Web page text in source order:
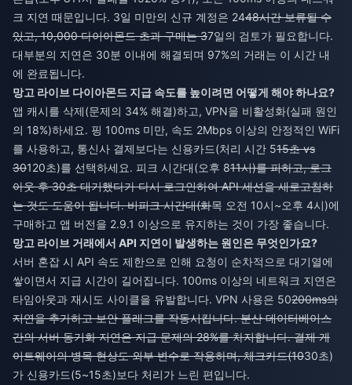
크 지연 때문입니다. 3일 미만의 신규 계정은 2448시간 보류될 수
있고, 10,000 다이아몬드 초과 구매는 37일의 검토가 필요합니다.
대부분의 지연은 30분 이내에 해결되며 97%의 거래는 이 시간 내
에 완료됩니다.
망고 라이브 다이아몬드 지급 속도를 높이려면 어떻게 해야 하나요?
앱 캐시를 삭제(문제의 34% 해결)하고, VPN을 비활성화(실패 원인
의 18%)하세요. 핑 100ms 미만, 속도 2Mbps 이상의 안정적인 WiFi
를 사용하고, 통신사 결제보다는 신용카드(처리 시간 515초 vs
30120초)를 선택하세요. 피크 시간대(오후 811시)를 피하고, 로그
아웃 후 30초 대기했다가 다시 로그인하여 API 세션을 새로고침하
는 것도 도움이 됩니다. 비피크 시간대(화목 오전 10시~오후 4시)에
구매하고 앱 버전을 2.9.1 이상으로 유지하는 것이 가장 좋습니다.
망고 라이브 거래에서 API 지연이 발생하는 원인은 무엇인가요?
서버 혼잡 시 API 속도 제한으로 인해 요청이 순차적으로 대기열에
쌓이면서 지급 시간이 길어집니다. 100ms 이상의 네트워크 지연은
타임아웃과 재시도 사이클을 유발합니다. VPN 사용은 50200ms의
지연을 추가하고 보안 플래그를 작동시킵니다. 분산 데이터베이스
간의 서버 동기화 지연은 지급 문제의 28%를 차지합니다. 결제 게
이트웨이의 병목 현상도 외부 변수로 작용하며, 체크카드(1030초)
가 신용카드(5~15초)보다 처리가 느린 편입니다.